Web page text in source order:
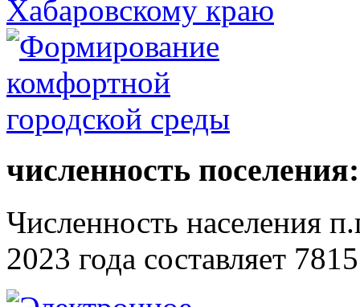
численность поселения:
Численность населения
2023 года составляет